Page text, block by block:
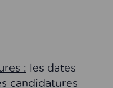
: les dates
candidatures